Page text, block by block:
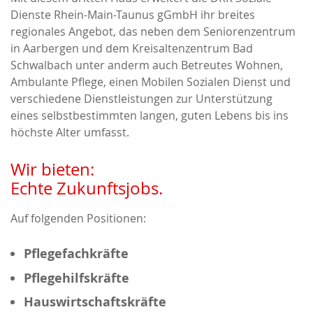
Dienste Rhein-Main-Taunus gGmbH ihr breites
regionales Angebot, das neben dem Seniorenzentrum
in Aarbergen und dem Kreisaltenzentrum Bad
Schwalbach unter anderm auch Betreutes Wohnen,
Ambulante Pflege, einen Mobilen Sozialen Dienst und
verschiedene Dienstleistungen zur Unterstützung
eines selbstbestimmten langen, guten Lebens bis ins
höchste Alter umfasst.
Wir bieten:
Echte Zukunftsjobs.
Auf folgenden Positionen:
Pflegefachkräfte
Pflegehilfskräfte
Hauswirtschaftskräfte